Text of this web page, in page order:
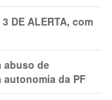
DE ALERTA, com
abuso de
da PF